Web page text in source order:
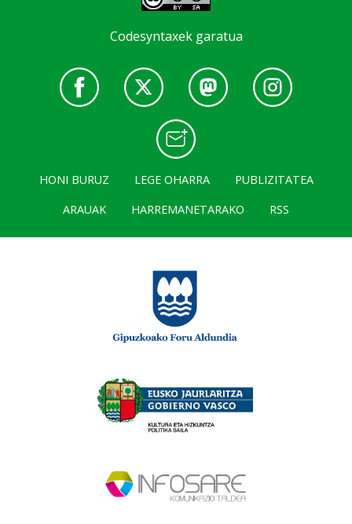
Codesyntaxek garatua
HONI BURUZ LEGE OHARRA
PUBLIZITATEA
ARAUAK
HARREMANETARAKO RSS